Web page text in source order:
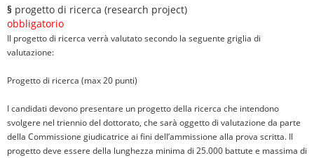
§ progetto di ricerca (research project)
obbligatorio
Il progetto di ricerca verrà valutato secondo la seguente griglia di
valutazione:
Progetto di ricerca (max 20 punti)
I candidati devono presentare un progetto della ricerca che intendono
svolgere nel triennio del dottorato, che sarà oggetto di valutazione da parte
della Commissione giudicatrice ai fini dell’ammissione alla prova scritta. Il
progetto deve essere della lunghezza minima di 25.000 battute e massima di